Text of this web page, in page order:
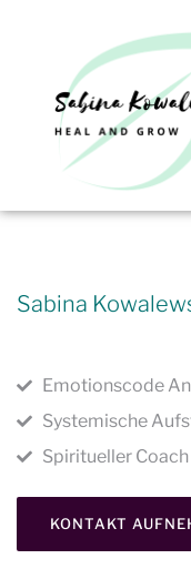
Sabina
Emotionscode
Systemische
Spiritueller Coach
KONTAKT